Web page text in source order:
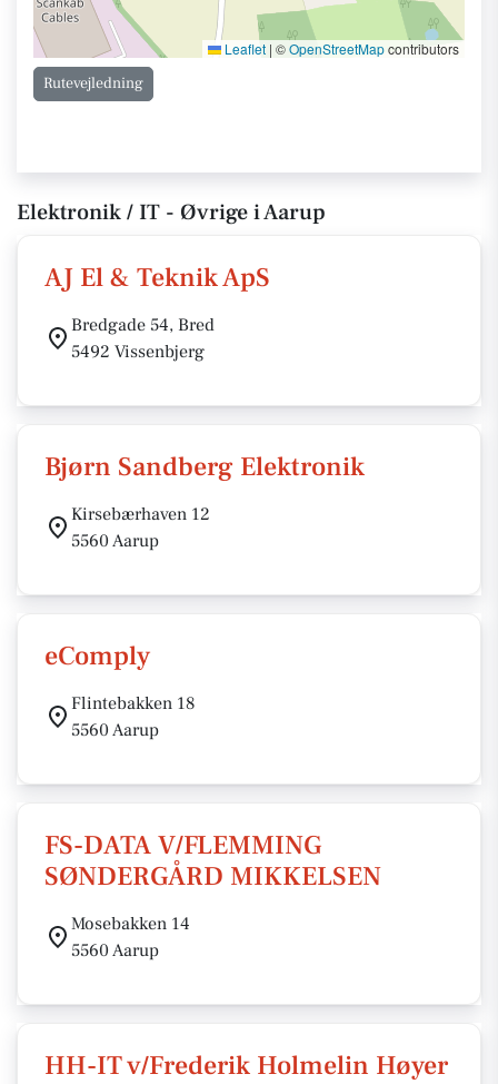
Leaflet | ©OpenStreetMapcontributors
Rutevejledning
Elektronik / IT - Øvrige i Aarup
AJ El & Teknik ApS
Bredgade 54, Bred
5492 Vissenbjerg
Bjørn Sandberg Elektronik
Kirsebærhaven 12
5560 Aarup
eComply
Flintebakken 18
5560 Aarup
FS-DATA V/FLEMMING
SØNDERGÅRD MIKKELSEN
Mosebakken 14
5560 Aarup
HH-IT v/Frederik Holmelin Høyer